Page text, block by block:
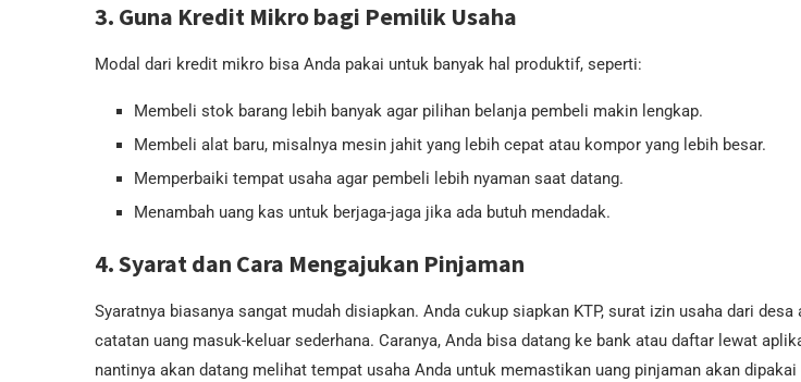
3. Guna Kredit Mikro bagi Pemilik Usaha
Modal dari kredit mikro bisa Anda pakai untuk banyak hal produktif, seperti:
Membeli stok barang lebih banyak agar pilihan belanja pembeli makin lengkap.
Membeli alat baru, misalnya mesin jahit yang lebih cepat atau kompor yang lebih besar.
Memperbaiki tempat usaha agar pembeli lebih nyaman saat datang.
Menambah uang kas untuk berjaga-jaga jika ada butuh mendadak.
4. Syarat dan Cara Mengajukan Pinjaman
Syaratnya biasanya sangat mudah disiapkan. Anda cukup siapkan KTP, surat izin usaha dari desa
catatan uang masuk-keluar sederhana. Caranya, Anda bisa datang ke bank atau daftar lewat
nantinya akan datang melihat tempat usaha Anda untuk memastikan uang pinjaman akan dipakai